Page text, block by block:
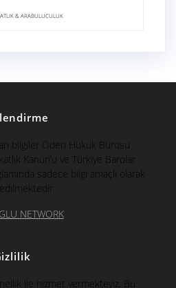
& ARABULUCULUK
bilgiler Öden Hukuk Bürosu
Kanun’u ve Türkiye Barolar
sadece bilgi amaçlı olarak
NETWORK
ile hizmet vermekteyiz. Bu